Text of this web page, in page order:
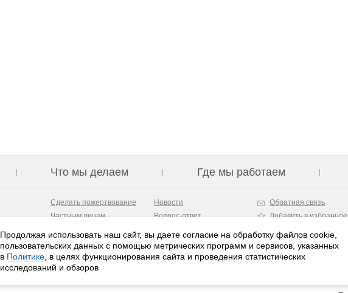
Что мы делаем Где мы работаем
Сделать пожертвование
Частным лицам
Контакты
Новости
Вопрос-ответ
Информационная
справка
Обратная связь
Добавить в избранное
Продолжая использовать наш сайт, вы даете согласие на обработку файлов cookie,
пользовательских данных с помощью метрических программ и сервисов, указанных
в Политике, в целях функционирования сайта и проведения статистических
исследований и обзоров